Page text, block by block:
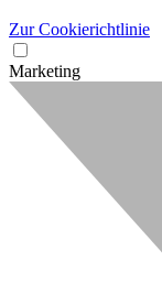
Zur Cookierichtlinie
Marketing